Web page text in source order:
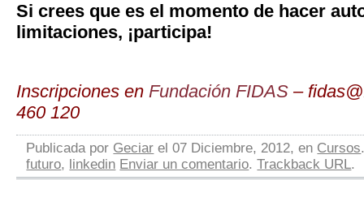
Si crees que es el momento de hacer
limitaciones, ¡participa!
Inscripciones en Fundación FIDAS –
460 120
Publicada por Geciar el 07 Diciembre, 2012, en Cursos
futuro, linkedin Enviar un comentario.Trackback URL.